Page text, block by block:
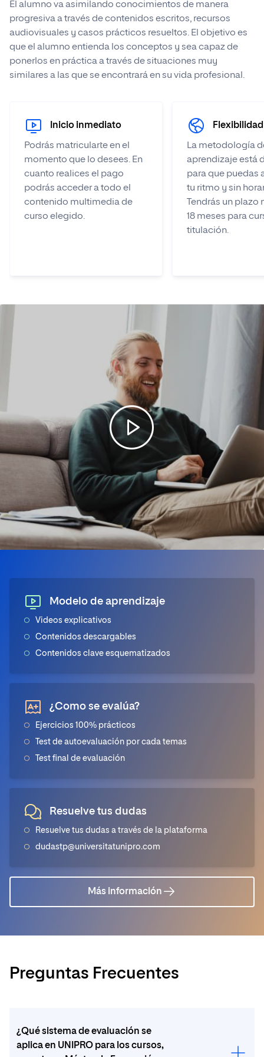
El alumno va asimilando conocimientos de manera
progresiva a través de contenidos escritos, recursos
audiovisuales y casos prácticos resueltos. El objetivo es
que el alumno entienda los conceptos y sea capaz de
ponerlos en práctica a través de situaciones muy
similares a las que se encontrará en su vida profesional.
Inicio inmediato
Podrás matricularte en el
momento que lo desees. En
cuanto realices el pago
podrás acceder a todo el
contenido multimedia de
curso elegido.
Flexibilidad
La metodología
aprendizaje está
para que puedas
tu ritmo y sin
Tendrás un
18 meses para
titulación.
Modelo de aprendizaje
Videos explicativos
Contenidos descargables
Contenidos clave esquematizados
¿Como se evalúa?
Ejercicios 100% prácticos
Test de autoevaluación por cada temas
Test final de evaluación
Resuelve tus dudas
Resuelve tus dudas a través de la plataforma
dudastp@universitatunipro.com
Más información
Preguntas Frecuentes
¿Qué sistema de evaluación se
aplica en UNIPRO para los cursos,